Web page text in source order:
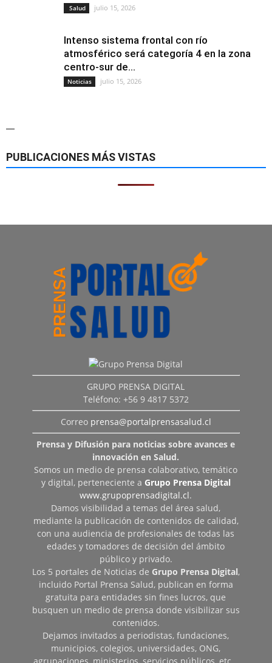
Salud julio 15, 2026
Intenso sistema frontal con río
atmosférico será categoría 4 en la zona
centro-sur de...
Noticias julio 15, 2026
—
PUBLICACIONES MÁS VISTAS
GRUPO PRENSA DIGITAL
Teléfono: +56 9 4817 5372
Correo prensa@portalprensasalud.cl
Prensa y Difusión para noticias sobre avances e
innovación en Salud.
Somos un medio de prensa colaborativo, temático
y digital, perteneciente a Grupo Prensa Digital
www.grupoprensadigital.cl.
Damos visibilidad a temas del área salud,
mediante la publicación de contenidos de calidad,
con una audiencia de profesionales de todas las
edades y tomadores de decisión del ámbito
público y privado.
Los 5 portales de Noticias de Grupo Prensa Digital,
incluido Portal Prensa Salud, publican en forma
gratuita para entidades sin fines lucros, que
busquen un medio de prensa donde visibilizar sus
contenidos.
Dejamos invitados a periodistas, fundaciones,
municipios, colegios, universidades, ONG,